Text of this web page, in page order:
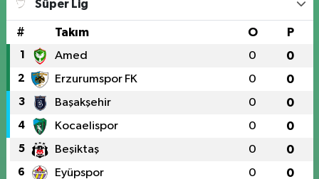
Süper Lig
# Takım O P
1 Amed 0 0
2 Erzurumspor FK 0 0
3 Başakşehir 0 0
4 Kocaelispor 0 0
5 Beşiktaş 0 0
6 Eyüpspor 0 0